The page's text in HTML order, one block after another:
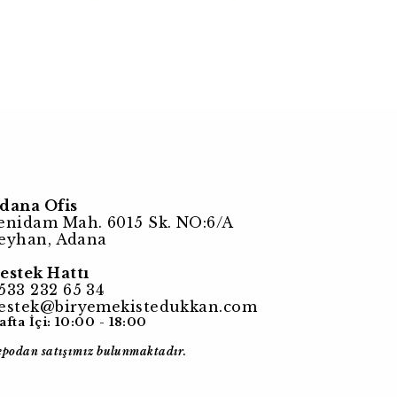
Ofis
Mah. 6015 Sk. NO:6/A
Adana
Hattı
232 65 34
İçi: 10:00 - 18:00
satışımız bulunmaktadır.